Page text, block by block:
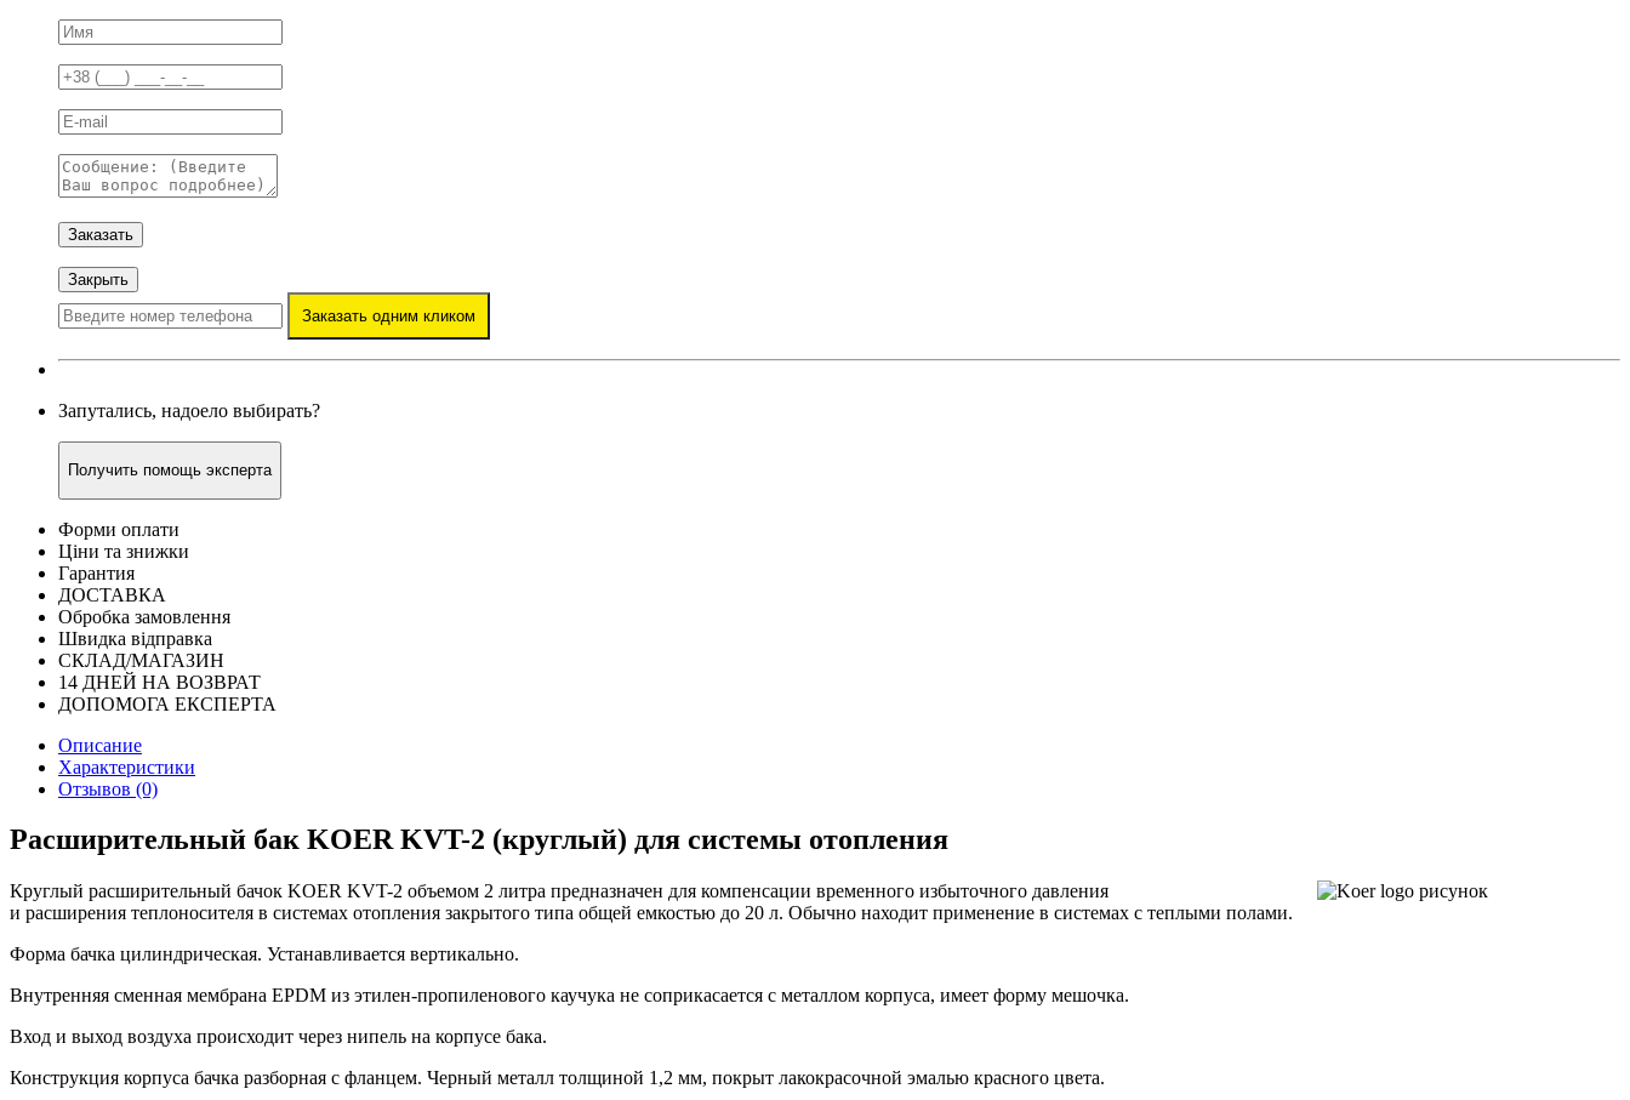
Заказать
Закрыть
Заказать одним кликом
Запутались, надоело выбирать?
Получить помощь эксперта
Форми оплати
Ціни та знижки
Гарантия
ДОСТАВКА
Обробка замовлення
Швидка відправка
СКЛАД/МАГАЗИН
14 ДНЕЙ НА ВОЗВРАТ
ДОПОМОГА ЕКСПЕРТА
Описание
Характеристики
Отзывов (0)
Расширительный бак KOER KVT-2 (круглый) для системы отопления
Круглый расширительный бачок KOER KVT-2 объемом 2 литра предназначен для компенсации временного избыточного давления
и расширения теплоносителя в системах отопления закрытого типа общей емкостью до 20 л. Обычно находит применение в системах с теплыми полами.
Форма бачка цилиндрическая. Устанавливается вертикально.
Внутренняя сменная мембрана EPDM из этилен-пропиленового каучука не соприкасается с металлом корпуса, имеет форму мешочка.
Вход и выход воздуха происходит через нипель на корпусе бака.
Конструкция корпуса бачка разборная с фланцем. Черный металл толщиной 1,2 мм, покрыт лакокрасочной эмалью красного цвета.